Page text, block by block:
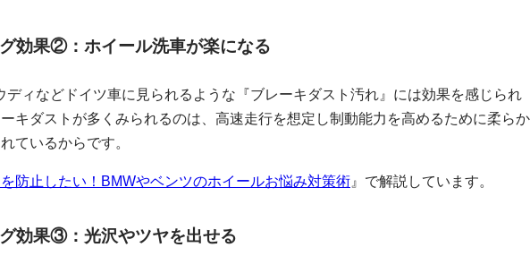
効果②：ホイール洗車が楽になる
ディなどドイツ車に見られるような『ブレーキダスト汚れ』には効果を感じられ
キダストが多くみられるのは、高速走行を想定し制動能力を高めるために柔らか
ているからです。
防止したい！ BMWやベンツのホイールお悩み対策術 』で解説しています。
効果③：光沢やツヤを出せる